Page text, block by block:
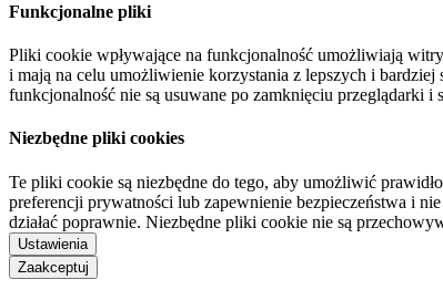
Funkcjonalne pliki
Pliki cookie wpływające na funkcjonalność umożliwiają
i mają na celu umożliwienie korzystania z lepszych i
funkcjonalność nie są usuwane po zamknięciu przeglądarki
Niezbędne pliki cookies
Te pliki cookie są niezbędne do tego, aby umożliwić
preferencji prywatności lub zapewnienie bezpieczeństwa i
działać poprawnie. Niezbędne pliki cookie nie są
Ustawienia
Zaakceptuj